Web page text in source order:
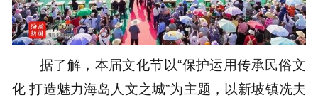
据了解，本届文化节以“保护运用传承民俗文
化 打造魅力海岛人文之城”为主题，以新坡镇冼夫